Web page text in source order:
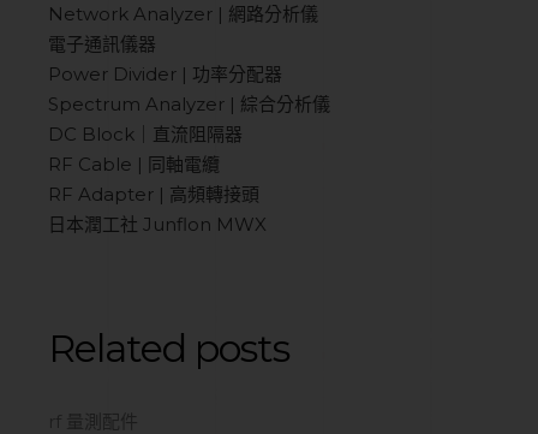
Network Analyzer | 網路分析儀
電子通訊儀器
Power Divider | 功率分配器
Spectrum Analyzer | 綜合分析儀
DC Block｜直流阻隔器
RF Cable | 同軸電纜
RF Adapter | 高頻轉接頭
日本潤工社 Junflon MWX
Related posts
rf 量測配件